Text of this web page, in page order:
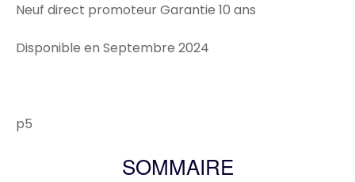
Neuf direct promoteur Garantie 10 ans
Disponible en Septembre 2024
p5
SOMMAIRE